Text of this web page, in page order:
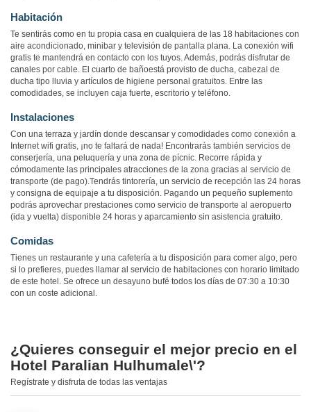
Habitación
Te sentirás como en tu propia casa en cualquiera de las 18 habitaciones con
aire acondicionado, minibar y televisión de pantalla plana. La conexión wifi
gratis te mantendrá en contacto con los tuyos. Además, podrás disfrutar de
canales por cable. El cuarto de bañoestá provisto de ducha, cabezal de
ducha tipo lluvia y artículos de higiene personal gratuitos. Entre las
comodidades, se incluyen caja fuerte, escritorio y teléfono.
Instalaciones
Con una terraza y jardín donde descansar y comodidades como conexión a
Internet wifi gratis, ¡no te faltará de nada! Encontrarás también servicios de
conserjería, una peluquería y una zona de pícnic. Recorre rápida y
cómodamente las principales atracciones de la zona gracias al servicio de
transporte (de pago).Tendrás tintorería, un servicio de recepción las 24 horas
y consigna de equipaje a tu disposición. Pagando un pequeño suplemento
podrás aprovechar prestaciones como servicio de transporte al aeropuerto
(ida y vuelta) disponible 24 horas y aparcamiento sin asistencia gratuito.
Comidas
Tienes un restaurante y una cafetería a tu disposición para comer algo, pero
si lo prefieres, puedes llamar al servicio de habitaciones con horario limitado
de este hotel. Se ofrece un desayuno bufé todos los días de 07:30 a 10:30
con un coste adicional.
¿Quieres conseguir el mejor precio en el
Hotel Paralian Hulhumale\'?
Regístrate y disfruta de todas las ventajas